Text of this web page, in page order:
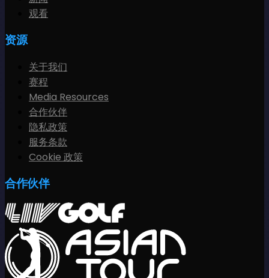
观看
资源
关于我们
赛程
Media Resources
合作伙伴
隐私政策
服务条款
Cookie 政策
合作伙伴